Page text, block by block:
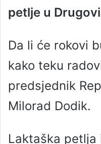
petlje u
Da li će rokovi
kako teku
predsjednik
Milorad Dodik.
Laktaška petlja